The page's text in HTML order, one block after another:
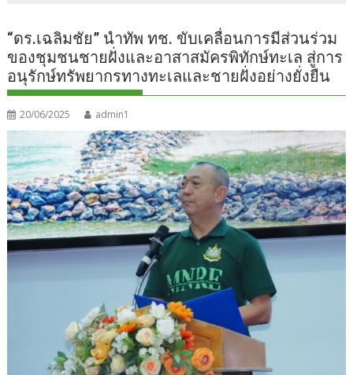
“ดร.เฉลิมชัย” นำทัพ ทช. ขับเคลื่อนการมีส่วนร่วม
ของชุมชนชายฝั่งและอาสาสมัครพิทักษ์ทะเล สู่การ
อนุรักษ์ทรัพยากรทางทะเลและชายฝั่งอย่างยั่งยืน
20/06/2025 admin1